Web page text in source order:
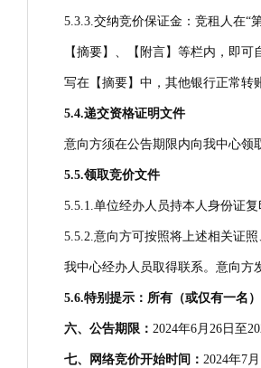
5.3.3.交纳竞价保证金：竞租人在“
【摘要】、【附言】等栏内，即
写在【摘要】中，其他银行正常转
5.4.递交资格证明文件
意向方须在公告期限内向我中心领
5.5.领取竞价文件
5.5.1.单位经办人员持本人身份证
5.5.2.意向方可按照将上述相关证
我中心经办人员取得联系。意向方
5.6.特别提示：所有（或仅有一名
六、公告期限： 2024年6月26日至
七、网络竞价开始时间： 2024年7